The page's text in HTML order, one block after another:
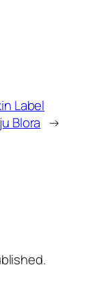
Label
Blora →